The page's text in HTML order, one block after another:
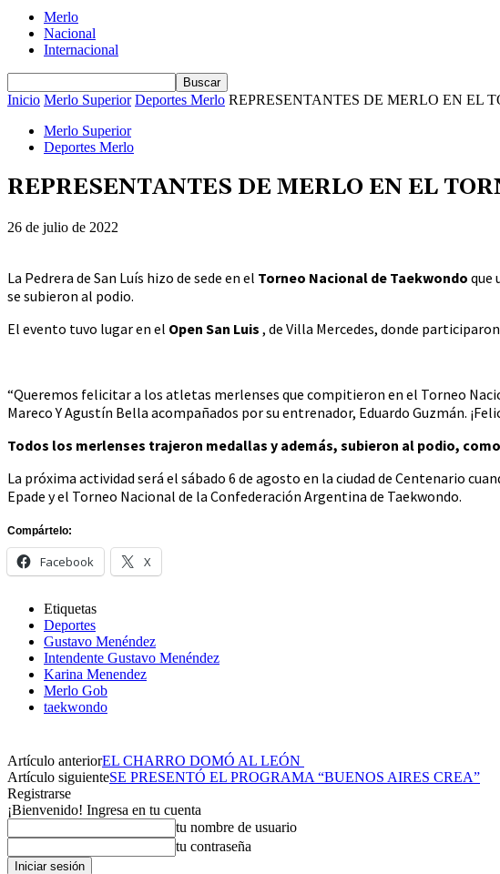
Merlo
Nacional
Internacional
Inicio Merlo Superior Deportes Merlo REPRESENTANTES DE MERLO EN EL
Merlo Superior
Deportes Merlo
REPRESENTANTES DE MERLO EN EL
26 de julio de 2022
La Pedrera de San Luís hizo de sede en el Torneo Nacional de Taekwondo que
se subieron al podio.
El evento tuvo lugar en el Open San Luis , de Villa Mercedes, donde
“Queremos felicitar a los atletas merlenses que compitieron en el Torneo
Mareco Y Agustín Bella acompañados por su entrenador, Eduardo Guzmán.
Todos los merlenses trajeron medallas y además, subieron al podio,
La próxima actividad será el sábado 6 de agosto en la ciudad de Centenario
Epade y el Torneo Nacional de la Confederación Argentina de Taekwondo.
Compártelo:
Facebook X
Etiquetas
Deportes
Gustavo Menéndez
Intendente Gustavo Menéndez
Karina Menendez
Merlo Gob
taekwondo
Artículo anteriorEL CHARRO DOMÓ AL LEÓN
Artículo siguienteSE PRESENTÓ EL PROGRAMA “BUENOS AIRES CREA”
Registrarse
¡Bienvenido! Ingresa en tu cuenta
tu nombre de usuario
tu contraseña